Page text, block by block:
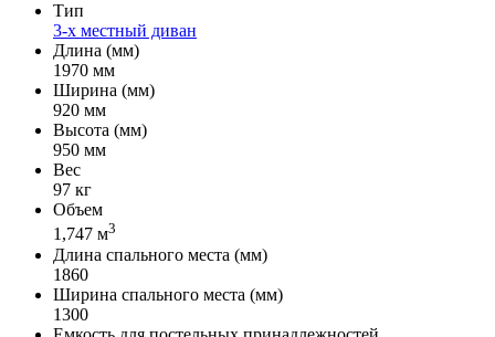
Тип
3-х местный диван
Длина (мм)
1970 мм
Ширина (мм)
920 мм
Высота (мм)
950 мм
Вес
97 кг
Объем
1,747 м3
Длина спального места (мм)
1860
Ширина спального места (мм)
1300